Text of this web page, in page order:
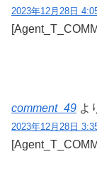
2023年12月28日
comment_49 よ
2023年12月28日